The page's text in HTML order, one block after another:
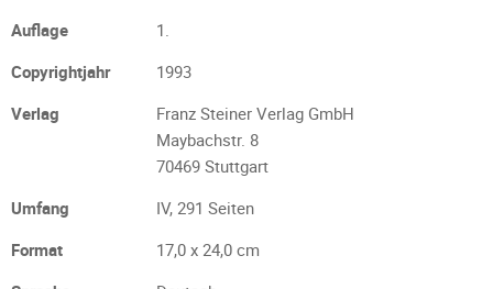
Auflage
1.
Copyrightjahr
1993
Verlag
Franz Steiner Verlag GmbH
Maybachstr. 8
70469 Stuttgart
Umfang
IV, 291 Seiten
Format
17,0 x 24,0 cm